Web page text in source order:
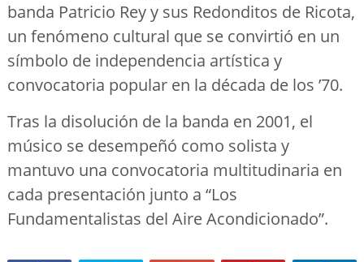
banda Patricio Rey y sus Redonditos de Ricota,
un fenómeno cultural que se convirtió en un
símbolo de independencia artística y
convocatoria popular en la década de los ’70.
Tras la disolución de la banda en 2001, el
músico se desempeñó como solista y
mantuvo una convocatoria multitudinaria en
cada presentación junto a “Los
Fundamentalistas del Aire Acondicionado”.